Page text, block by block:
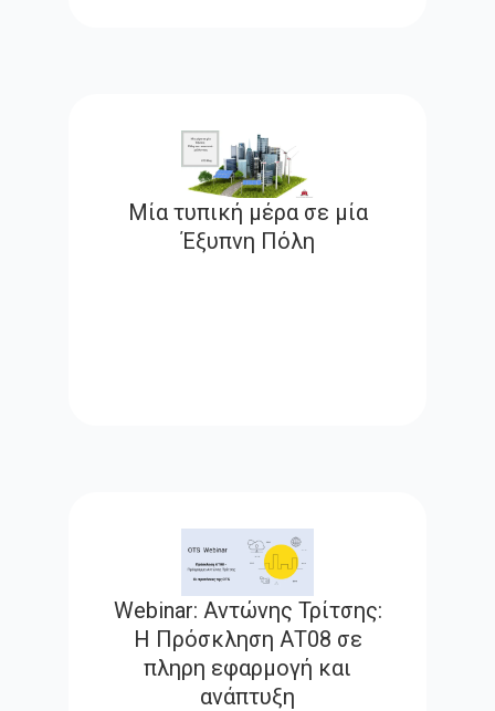
Μία τυπική μέρα σε μία
Έξυπνη Πόλη
Webinar: Αντώνης Τρίτσης:
Η Πρόσκληση ΑΤ08 σε
πληρη εφαρμογή και
ανάπτυξη